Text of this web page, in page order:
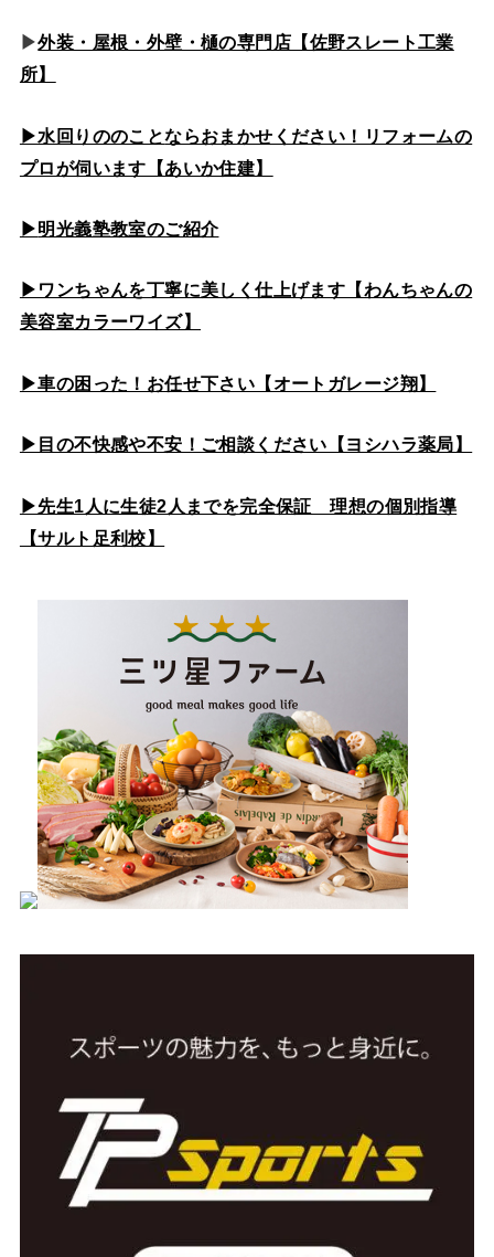
▶外装・屋根・外壁・樋の専門店【佐野スレート工業
所】
▶水回りののことならおまかせください！リフォームの
プロが伺います【あいか住建】
▶明光義塾教室のご紹介
▶ワンちゃんを丁寧に美しく仕上げます【わんちゃんの
美容室カラーワイズ】
▶車の困った！お任せ下さい【オートガレージ翔】
▶目の不快感や不安！ご相談ください【ヨシハラ薬局】
▶先生1人に生徒2人までを完全保証 理想の個別指導
【サルト足利校】